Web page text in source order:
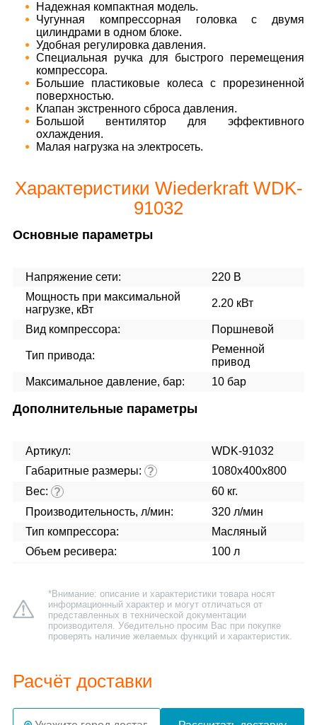
Надежная компактная модель.
Чугунная компрессорная головка с двумя
цилиндрами в одном блоке.
Удобная регулировка давления.
Специальная ручка для быстрого перемещения
компрессора.
Большие пластиковые колеса с прорезиненной
поверхностью.
Клапан экстренного сброса давления.
Большой вентилятор для эффективного
охлаждения.
Малая нагрузка на электросеть.
Характеристики Wiederkraft WDK-
91032
Основные параметры
Напряжение сети:
220 В
Мощность при максимальной
нагрузке, кВт
2.20 кВт
Вид компрессора: Поршневой
Тип привода:
Ременной
привод
Максимальное давление, бар:
10 бар
Дополнительные параметры
Артикул:
WDK-91032
Габаритные размеры: ?
1080x400x800
Вес: ?
60 кг.
Производительность, л/мин:
320 л/мин
Тип компрессора:
Масляный
Объем ресивера:
100 л
*Внимание: описание и характеристики товара носят
информационный характер и могут отличаться от
представленных в технической документации
производителя. Убедительно просим Вас при покупке
проверять наличие желаемых функций и характеристик.
Расчёт доставки